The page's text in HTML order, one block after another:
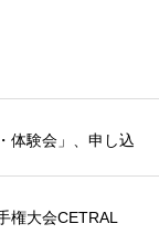
体験会」、申し込
権大会CETRAL